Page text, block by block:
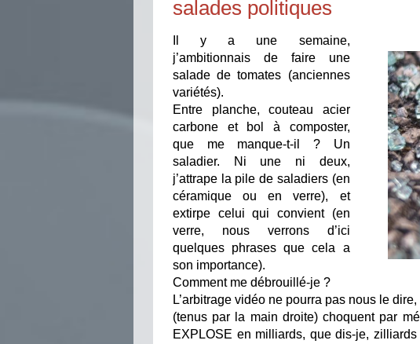
salades politiques
Il y a une semaine,
j’ambitionnais de faire une
salade de tomates (anciennes
variétés).
Entre planche, couteau acier
carbone et bol à composter,
que me manque-t-il ? Un
saladier. Ni une ni deux,
j’attrape la pile de saladiers (en
céramique ou en verre), et
extirpe celui qui convient (en
verre, nous verrons d’ici
quelques phrases que cela a
son importance).
Comment me débrouillé-je ?
L’arbitrage vidéo ne pourra pas nous le
(tenus par la main droite) choquent par
EXPLOSE en milliards, que dis-je,